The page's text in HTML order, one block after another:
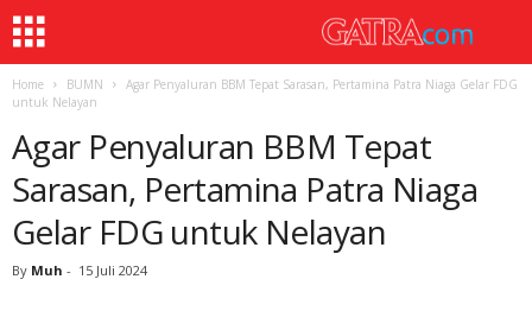
Home BUMN
Agar Penyaluran BBM Tepat Sarasan, Pertamina Patra Niaga Gelar FDG
untuk Nelayan
Agar Penyaluran BBM Tepat
Sarasan, Pertamina Patra Niaga
Gelar FDG untuk Nelayan
By Muh - 15 Juli 2024